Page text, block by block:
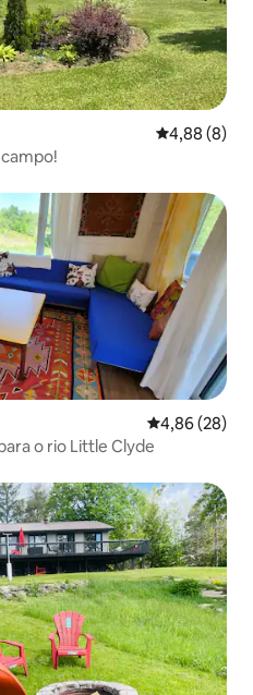
4,88 de uma
4,88 (8)
4,86 de uma
4,86 (28)
o rio Little Clyde